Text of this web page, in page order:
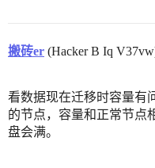
搬砖er (Hacker B Iq
看数据现在迁移时容量有
的节点，容量和正常节点
盘会满。